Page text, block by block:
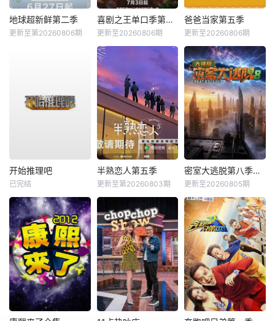
地球超新鲜第二季
更新至第20260806期
喜剧之王单口季第三季
更新至20260806期
爸爸当家第五季
更新至20260806期
开始推理吧
已完结
半熟恋人第五季
更新至第20260803期
密室大逃脱第八季大神版
更新至20260805期